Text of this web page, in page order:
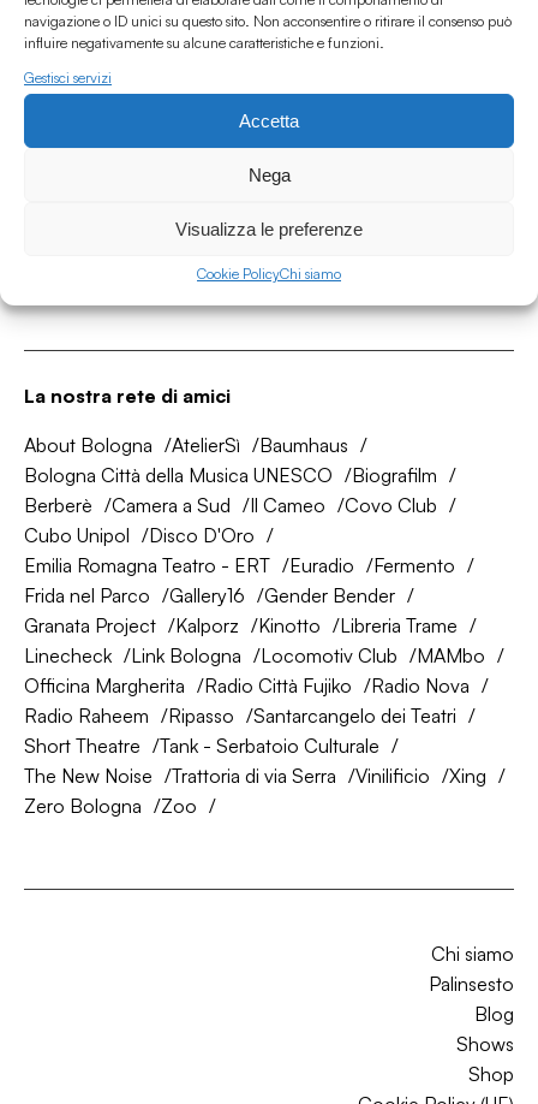
navigazione o ID unici su questo sito. Non acconsentire o ritirare il consenso può
influire negativamente su alcune caratteristiche e funzioni.
Gestisci servizi
Accetta
Nega
Visualizza le preferenze
Cookie PolicyChi siamo
Associazione Culturale Humus
Via degli Orti 63, Bologna 40137
CF: 03691751204
La nostra rete di amici
About Bologna AtelierSì
Baumhaus
Bologna Città della Musica UNESCO
Biografilm
Berberè
Camera a Sud Il Cameo
Covo Club
Cubo Unipol
Disco D'Oro
Emilia Romagna Teatro - ERT
Euradio
Fermento
Frida nel Parco
Gallery16
Gender Bender
Granata Project
Kalporz Kinotto
Libreria Trame
Linecheck
Link Bologna Locomotiv Club
MAMbo
Officina Margherita
Radio Città Fujiko
Radio Nova
Radio Raheem
Ripasso
Santarcangelo dei Teatri
Short Theatre
Tank - Serbatoio Culturale
The New Noise
Trattoria di via Serra Vinilificio
Xing
Zero Bologna
Zoo
Chi siamo
Palinsesto
Blog
Shows
Shop